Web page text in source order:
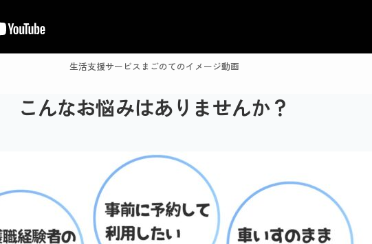
生活支援サービスまごのてのイメージ動画
こんなお悩みはありませんか？